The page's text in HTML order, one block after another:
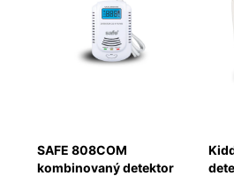
SAFE 808COM
kombinovaný detektor